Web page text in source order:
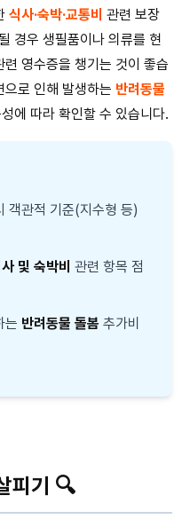
식사·숙박·교통비 관련 보장
경우 생필품이나 의류를 현
영수증을 챙기는 것이 좋습
로 인해 발생하는 반려동물
에 따라 확인할 수 있습니다.
객관적 기준(지수형 등)
및 숙박비 관련 항목 점
는 반려동물 돌봄 추가비
피기 🔍